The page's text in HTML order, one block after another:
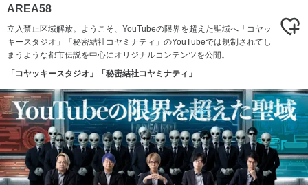
AREA58
立入禁止区域解放。ようこそ、YouTubeの限界を超えた聖域へ「コヤッ
キースタジオ」「秘密結社コヤミナティ」のYouTubeでは規制されてし
まうような都市伝説を中心にオリジナルコンテンツを公開。
「コヤッキースタジオ」「秘密結社コヤミナティ」